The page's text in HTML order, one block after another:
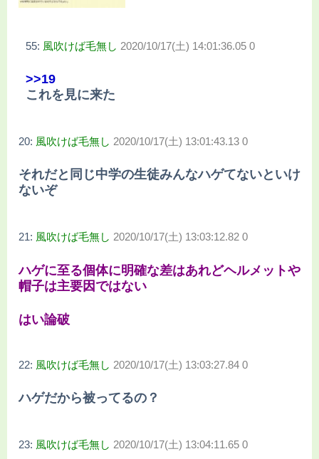
55: 風吹けば毛無し 2020/10/17(土) 14:01:36.05 0
>>19
これを見に来た
20: 風吹けば毛無し 2020/10/17(土) 13:01:43.13 0
それだと同じ中学の生徒みんなハゲてないといけ
ないぞ
21: 風吹けば毛無し 2020/10/17(土) 13:03:12.82 0
ハゲに至る個体に明確な差はあれどヘルメットや
帽子は主要因ではない
はい論破
22: 風吹けば毛無し 2020/10/17(土) 13:03:27.84 0
ハゲだから被ってるの？
23: 風吹けば毛無し 2020/10/17(土) 13:04:11.65 0